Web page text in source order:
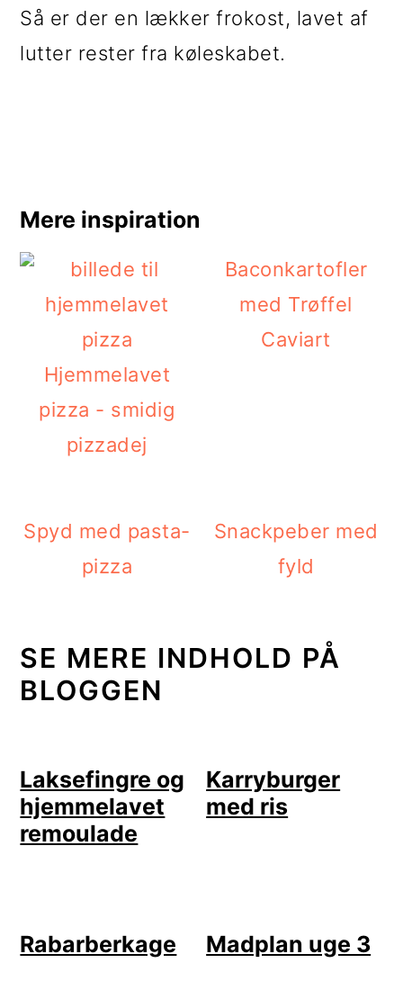
Så er der en lækker frokost, lavet af
lutter rester fra køleskabet.
Mere inspiration
Hjemmelavet
pizza - smidig
pizzadej
Baconkartofler
med Trøffel
Caviart
Spyd med pasta-
pizza
Snackpeber med
fyld
SE MERE INDHOLD PÅ
BLOGGEN
Laksefingre og
hjemmelavet
remoulade
Karryburger
med ris
Rabarberkage Madplan uge 3